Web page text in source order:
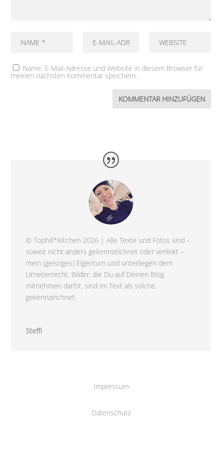
Name, E-Mail-Adresse und Website in diesem Browser für
meinen nächsten Kommentar speichern.
© Tophill*Kitchen 2026 | Alle Texte und Fotos sind –
soweit nicht anders gekennzeichnet oder verlinkt –
mein (geistiges) Eigentum und unterliegen dem
Urheberrecht. Bilder, die Du auf Deinen Blog
mitnehmen darfst, sind im Text als solche
gekennzeichnet.
Steffi
Impressum
Datenschutz